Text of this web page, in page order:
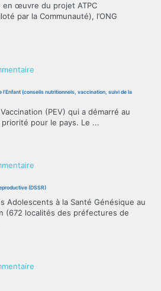
en œuvre du projet ATPC
par la Communauté), l’ONG
:
Total
Piloté
l’Enfant (conseils nutritionnels, vaccination, suivi de la
(PEV) qui a démarré au
pour le pays. Le ...
:
Développement
harmonieux
de
(DSSR)
Adolescents à la Santé Génésique au
(672 localités des préfectures de